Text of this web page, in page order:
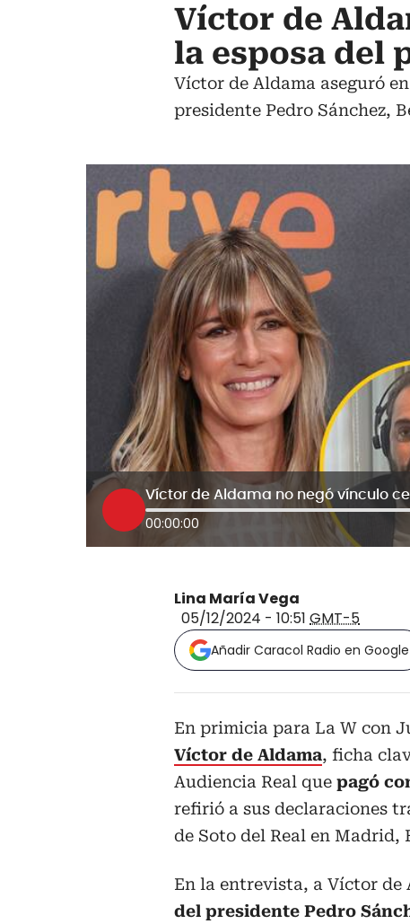
Víctor de
la esposa del
Víctor de Aldama aseguró
presidente Pedro Sánchez,
00:00:00
Lina María Vega
05/12/2024 - 10:51 GMT-5
Añadir Caracol Radio en Google
En primicia para La W con
Víctor de Aldama, ficha
Audiencia Real que pagó
refirió a sus declaraciones
de Soto del Real en Madrid,
En la entrevista, a Víctor de
del presidente Pedro